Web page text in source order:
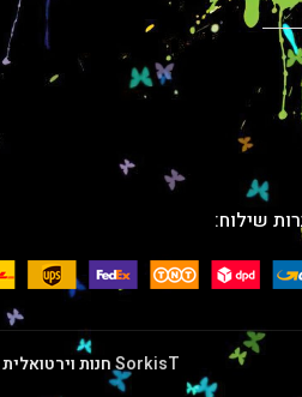
שילוח:
SorkisTחנות וירטואלית